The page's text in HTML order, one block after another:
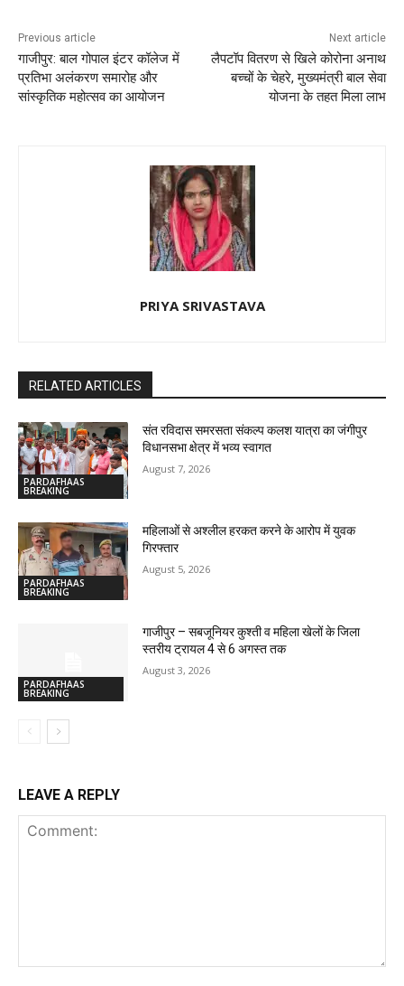
Previous article
गाजीपुर: बाल गोपाल इंटर कॉलेज में
प्रतिभा अलंकरण समारोह और
सांस्कृतिक महोत्सव का आयोजन
Next article
लैपटॉप वितरण से खिले कोरोना अनाथ
बच्चों के चेहरे, मुख्यमंत्री बाल सेवा
योजना के तहत मिला लाभ
PRIYA SRIVASTAVA
RELATED ARTICLES
PARDAFHAAS
BREAKING
संत रविदास समरसता संकल्प कलश यात्रा का जंगीपुर
विधानसभा क्षेत्र में भव्य स्वागत
August 7, 2026
PARDAFHAAS
BREAKING
महिलाओं से अश्लील हरकत करने के आरोप में युवक
गिरफ्तार
August 5, 2026
PARDAFHAAS
BREAKING
गाजीपुर – सबजूनियर कुश्ती व महिला खेलों के जिला
स्तरीय ट्रायल 4 से 6 अगस्त तक
August 3, 2026
LEAVE A REPLY